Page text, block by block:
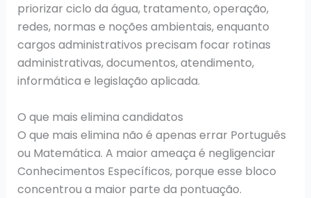
priorizar ciclo da água, tratamento, operação,
redes, normas e noções ambientais, enquanto
cargos administrativos precisam focar rotinas
administrativas, documentos, atendimento,
informática e legislação aplicada.
O que mais elimina candidatos
O que mais elimina não é apenas errar Português
ou Matemática. A maior ameaça é negligenciar
Conhecimentos Específicos, porque esse bloco
concentrou a maior parte da pontuação.